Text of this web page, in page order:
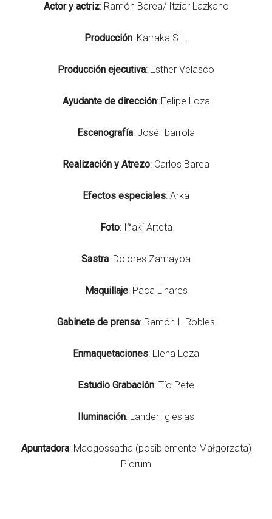
Actor y actriz: Ramón Barea/ Itziar Lazkano
Producción: Karraka S.L.
Producción ejecutiva: Esther Velasco
Ayudante de dirección: Felipe Loza
Escenografía: José Ibarrola
Realización y Atrezo: Carlos Barea
Efectos especiales: Arka
Foto: Iñaki Arteta
Sastra: Dolores Zamayoa
Maquillaje: Paca Linares
Gabinete de prensa: Ramón I. Robles
Enmaquetaciones: Elena Loza
Estudio Grabación: Tío Pete
Iluminación: Lander Iglesias
Apuntadora: Maogossatha (posiblemente Małgorzata)
Piorum